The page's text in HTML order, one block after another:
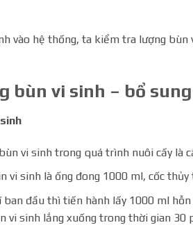
vào hệ thống, ta kiểm tra lượng
bùn vi sinh – bổ
vi sinh trong quá trình nuôi cấy là
vi sinh là ống đong 1000 ml, cốc
ban đầu thì tiến hành lấy 1000 ml
vi sinh lắng xuống trong thời gian 30